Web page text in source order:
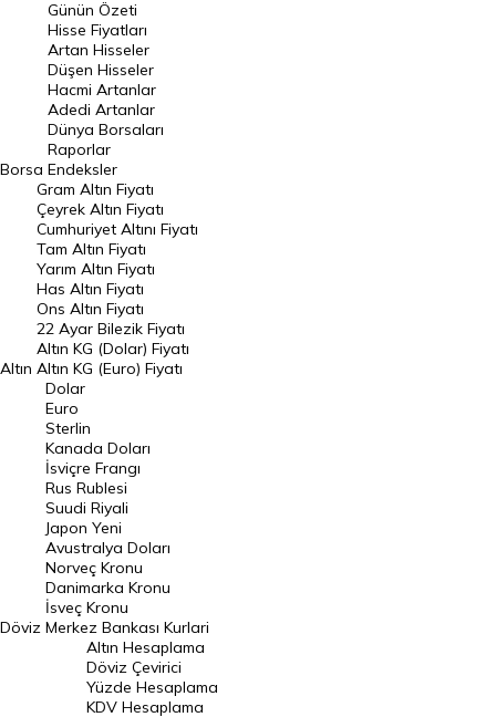
En Çok Artan Hisseler
En Çok Düşen Hisseler
Hacmi Artanlar
Geçmiş Kapanışlar
Dünya Borsaları
Raporlar
Endeksler
DÖVİZ
Döviz Kuru
Dolar Kuru
Euro Kuru
Pound Kuru
Frank Kuru
Riyal Kuru
Avustralya Doları
Danimarka Kronu Kuru
Kanada Doları Kuru
Norveç Kronu Kuru
İsveç Kronu Kuru
Japon Yeni Kuru
Borsa
Günün Özeti
Hisse Fiyatları
Artan Hisseler
Düşen Hisseler
Hacmi Artanlar
Adedi Artanlar
Dünya Borsaları
Raporlar
Endeksler
Altın
Gram Altın Fiyatı
Çeyrek Altın Fiyatı
Cumhuriyet Altını Fiyatı
Tam Altın Fiyatı
Yarım Altın Fiyatı
Has Altın Fiyatı
Ons Altın Fiyatı
22 Ayar Bilezik Fiyatı
Altın KG (Dolar) Fiyatı
Altın KG (Euro) Fiyatı
Döviz
Dolar
Euro
Sterlin
Kanada Doları
İsviçre Frangı
Rus Rublesi
Suudi Riyali
Japon Yeni
Avustralya Doları
Norveç Kronu
Danimarka Kronu
İsveç Kronu
Merkez Bankası Kurlari
Altın Hesaplama
Döviz Çevirici
Yüzde Hesaplama
KDV Hesaplama